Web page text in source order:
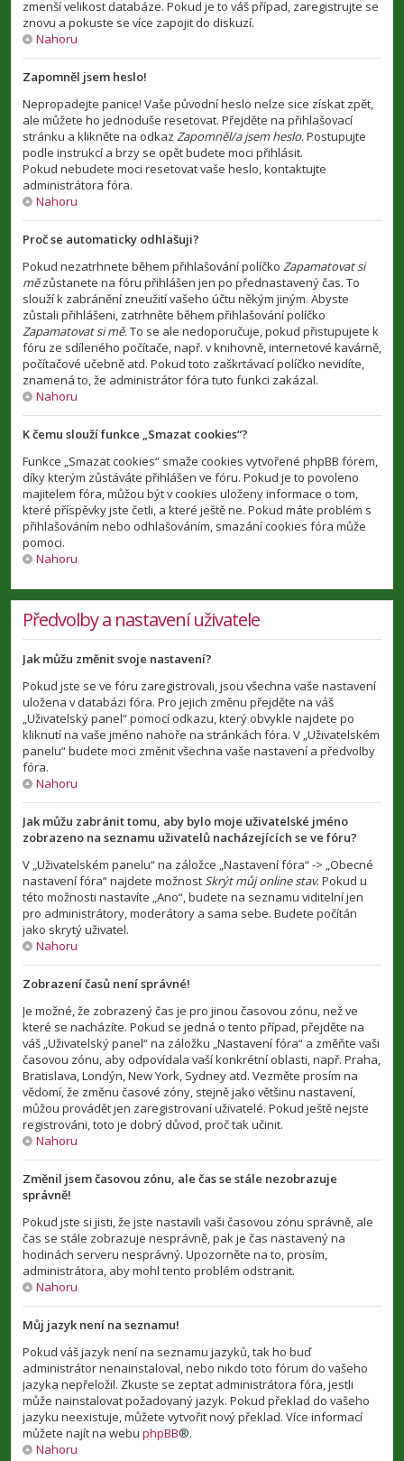
zmenší velikost databáze. Pokud je to váš případ, zaregistrujte se
znovu a pokuste se více zapojit do diskuzí.
Nahoru
Zapomněl jsem heslo!
Nepropadejte panice! Vaše původní heslo nelze sice získat zpět,
ale můžete ho jednoduše resetovat. Přejděte na přihlašovací
stránku a klikněte na odkaz Zapomněl/a jsem heslo. Postupujte
podle instrukcí a brzy se opět budete moci přihlásit.
Pokud nebudete moci resetovat vaše heslo, kontaktujte
administrátora fóra.
Nahoru
Proč se automaticky odhlašuji?
Pokud nezatrhnete během přihlašování políčko Zapamatovat si
mězůstanete na fóru přihlášen jen po přednastavený čas. To
slouží k zabránění zneužití vašeho účtu někým jiným. Abyste
zůstali přihlášeni, zatrhněte během přihlašování políčko
Zapamatovat si mě. To se ale nedoporučuje, pokud přistupujete k
fóru ze sdíleného počítače, např. v knihovně, internetové kavárně,
počítačové učebně atd. Pokud toto zaškrtávací políčko nevidíte,
znamená to, že administrátor fóra tuto funkci zakázal.
Nahoru
K čemu slouží funkce „Smazat cookies“?
Funkce „Smazat cookies“ smaže cookies vytvořené phpBB fórem,
díky kterým zůstáváte přihlášen ve fóru. Pokud je to povoleno
majitelem fóra, můžou být v cookies uloženy informace o tom,
které příspěvky jste četli, a které ještě ne. Pokud máte problém s
přihlašováním nebo odhlašováním, smazání cookies fóra může
pomoci.
Nahoru
Předvolby a nastavení uživatele
Jak můžu změnit svoje nastavení?
Pokud jste se ve fóru zaregistrovali, jsou všechna vaše nastavení
uložena v databázi fóra. Pro jejich změnu přejděte na váš
„Uživatelský panel“ pomocí odkazu, který obvykle najdete po
kliknutí na vaše jméno nahoře na stránkách fóra. V „Uživatelském
panelu“ budete moci změnit všechna vaše nastavení a předvolby
fóra.
Nahoru
Jak můžu zabránit tomu, aby bylo moje uživatelské jméno
zobrazeno na seznamu uživatelů nacházejících se ve fóru?
V „Uživatelském panelu“ na záložce „Nastavení fóra“ -> „Obecné
nastavení fóra“ najdete možnostSkrýt můj online stav. Pokud u
této možnosti nastavíte „Ano“, budete na seznamu viditelní jen
pro administrátory, moderátory a sama sebe. Budete počítán
jako skrytý uživatel.
Nahoru
Zobrazení časů není správné!
Je možné, že zobrazený čas je pro jinou časovou zónu, než ve
které se nacházíte. Pokud se jedná o tento případ, přejděte na
váš „Uživatelský panel“ na záložku „Nastavení fóra“ a změňte vaši
časovou zónu, aby odpovídala vaší konkrétní oblasti, např. Praha,
Bratislava, Londýn, New York, Sydney atd. Vezměte prosím na
vědomí, že změnu časové zóny, stejně jako většinu nastavení,
můžou provádět jen zaregistrovaní uživatelé. Pokud ještě nejste
registrováni, toto je dobrý důvod, proč tak učinit.
Nahoru
Změnil jsem časovou zónu, ale čas se stále nezobrazuje
správně!
Pokud jste si jisti, že jste nastavili vaši časovou zónu správně, ale
čas se stále zobrazuje nesprávně, pak je čas nastavený na
hodinách serveru nesprávný. Upozorněte na to, prosím,
administrátora, aby mohl tento problém odstranit.
Nahoru
Můj jazyk není na seznamu!
Pokud váš jazyk není na seznamu jazyků, tak ho buď
administrátor nenainstaloval, nebo nikdo toto fórum do vašeho
jazyka nepřeložil. Zkuste se zeptat administrátora fóra, jestli
může nainstalovat požadovaný jazyk. Pokud překlad do vašeho
jazyku neexistuje, můžete vytvořit nový překlad. Více informací
můžete najít na webu phpBB®.
Nahoru